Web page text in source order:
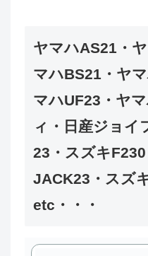
ヤマハAS21・
マハBS21・ヤ
マハUF23・ヤ
ィ・日産ジョイ
23・スズキ
JACK23・スズ
etc・・・